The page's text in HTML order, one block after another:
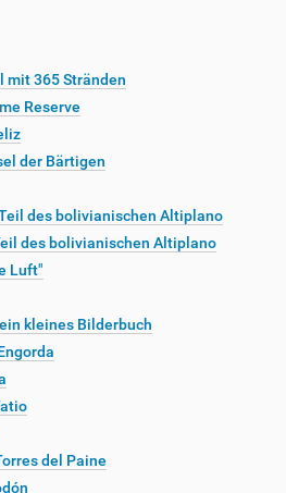
mit 365 Stränden
Reserve
der Bärtigen
des bolivianischen Altiplano
des bolivianischen Altiplano
Luft"
kleines Bilderbuch
del Paine